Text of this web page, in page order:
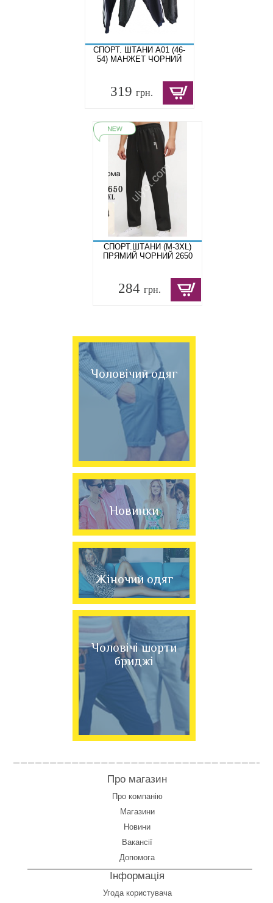
СПОРТ. ШТАНИ A01 (46-
54) МАНЖЕТ ЧОРНИЙ
319 грн.
СПОРТ.ШТАНИ (M-3XL)
ПРЯМИЙ ЧОРНИЙ 2650
284 грн.
Чоловічий одяг
Новинки
Жіночий одяг
Чоловічі шорти
бриджі
Про магазин
Про компанію
Магазини
Новини
Вакансії
Допомога
Інформація
Угода користувача